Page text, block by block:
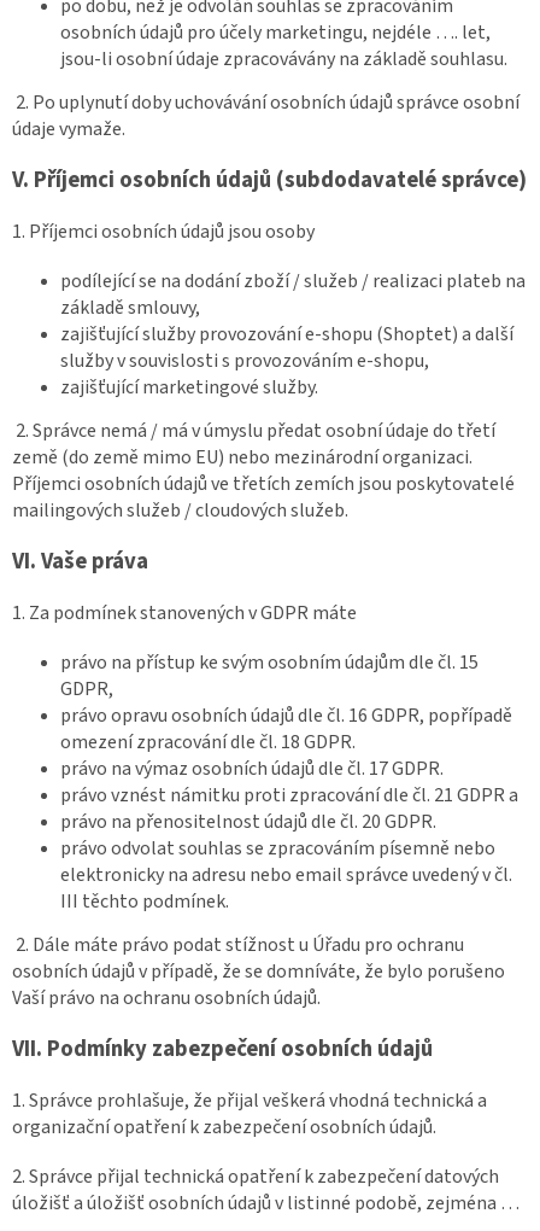
po dobu, než je odvolán souhlas se zpracováním
osobních údajů pro účely marketingu, nejdéle …. let,
jsou-li osobní údaje zpracovávány na základě souhlasu.
2. Po uplynutí doby uchovávání osobních údajů správce osobní
údaje vymaže.
V. Příjemci osobních údajů (subdodavatelé správce)
1. Příjemci osobních údajů jsou osoby
podílející se na dodání zboží / služeb / realizaci plateb na
základě smlouvy,
zajišťující služby provozování e-shopu (Shoptet) a další
služby v souvislosti s provozováním e-shopu,
zajišťující marketingové služby.
2. Správce nemá / má v úmyslu předat osobní údaje do třetí
země (do země mimo EU) nebo mezinárodní organizaci.
Příjemci osobních údajů ve třetích zemích jsou poskytovatelé
mailingových služeb / cloudových služeb.
VI.Vaše práva
1. Za podmínek stanovených v GDPR máte
právo na přístup ke svým osobním údajům dle čl. 15
GDPR,
právo opravu osobních údajů dle čl. 16 GDPR, popřípadě
omezení zpracování dle čl. 18 GDPR.
právo na výmaz osobních údajů dle čl. 17 GDPR.
právo vznést námitku proti zpracování dle čl. 21 GDPR a
právo na přenositelnost údajů dle čl. 20 GDPR.
právo odvolat souhlas se zpracováním písemně nebo
elektronicky na adresu nebo email správce uvedený v čl.
III těchto podmínek.
2. Dále máte právo podat stížnost u Úřadu pro ochranu
osobních údajů v případě, že se domníváte, že bylo porušeno
Vaší právo na ochranu osobních údajů.
VII. Podmínky zabezpečení osobních údajů
1. Správce prohlašuje, že přijal veškerá vhodná technická a
organizační opatření k zabezpečení osobních údajů.
2. Správce přijal technická opatření k zabezpečení datových
úložišť a úložišť osobních údajů v listinné podobě, zejména …